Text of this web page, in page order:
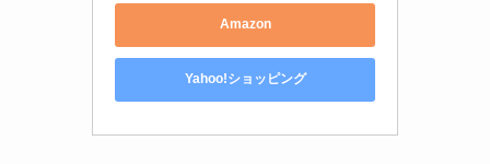
Amazon
Yahoo!ショッピング